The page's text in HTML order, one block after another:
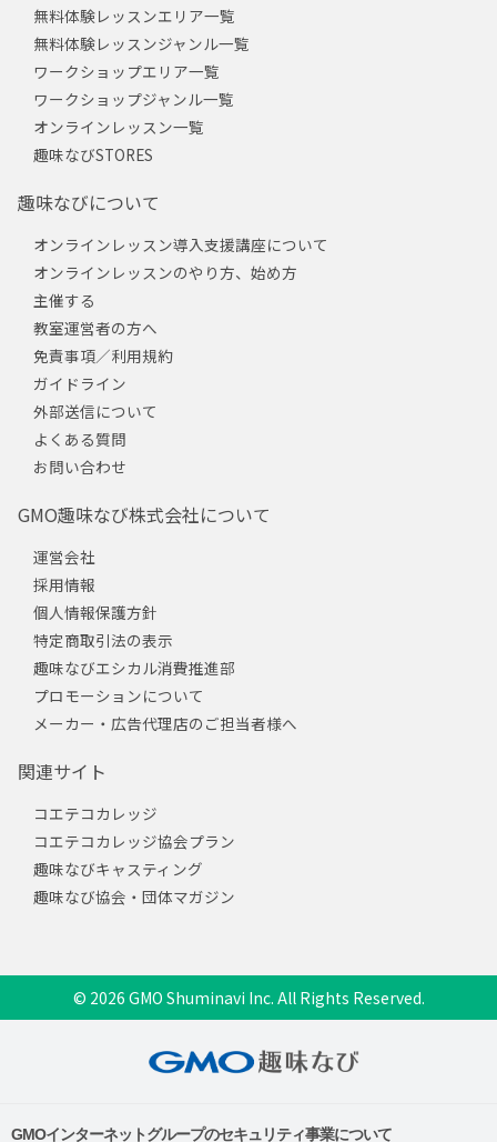
無料体験レッスンエリア一覧
無料体験レッスンジャンル一覧
ワークショップエリア一覧
ワークショップジャンル一覧
オンラインレッスン一覧
趣味なびSTORES
趣味なびについて
オンラインレッスン導入支援講座について
オンラインレッスンのやり方、始め方
主催する
教室運営者の方へ
免責事項／利用規約
ガイドライン
外部送信について
よくある質問
お問い合わせ
GMO趣味なび株式会社について
運営会社
採用情報
個人情報保護方針
特定商取引法の表示
趣味なびエシカル消費推進部
プロモーションについて
メーカー・広告代理店のご担当者様へ
関連サイト
コエテコカレッジ
コエテコカレッジ協会プラン
趣味なびキャスティング
趣味なび協会・団体マガジン
© 2026 GMO Shuminavi Inc. All Rights Reserved.